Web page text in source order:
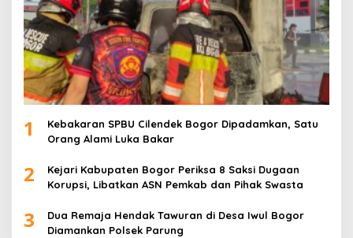
1
Kebakaran SPBU Cilendek Bogor Dipadamkan, Satu
Orang Alami Luka Bakar
2
Kejari Kabupaten Bogor Periksa 8 Saksi Dugaan
Korupsi, Libatkan ASN Pemkab dan Pihak Swasta
3
Dua Remaja Hendak Tawuran di Desa Iwul Bogor
Diamankan Polsek Parung